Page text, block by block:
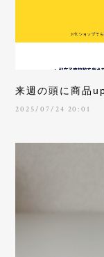
来週の頭に商品
2025/07/24 20:01